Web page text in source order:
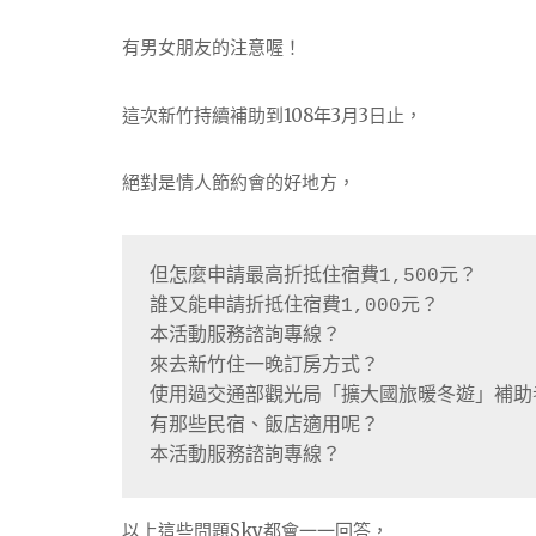
有男女朋友的注意喔！
這次新竹持續補助到108年3月3日止，
絕對是情人節約會的好地方，
但怎麼申請最高折抵住宿費1,500元？
誰又能申請折抵住宿費1,000元？
本活動服務諮詢專線？
來去新竹住一晚訂房方式？
使用過交通部觀光局「擴大國旅暖冬遊」補助
有那些民宿、飯店適用呢？
本活動服務諮詢專線？
以上這些問題Sky都會一一回答，